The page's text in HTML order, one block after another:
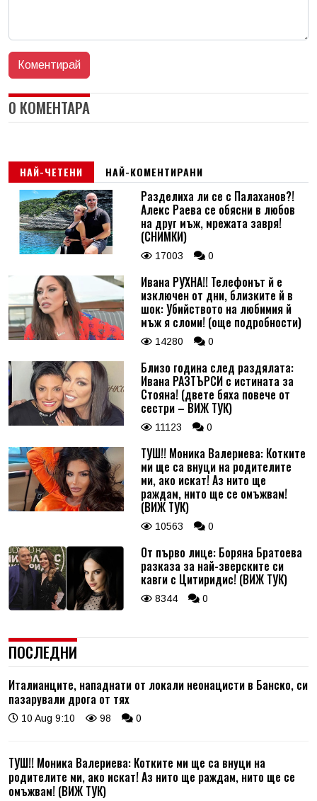
0 КОМЕНТАРА
НАЙ-ЧЕТЕНИ НАЙ-КОМЕНТИРАНИ
Разделиха ли се с Палаханов?!
Алекс Раева се обясни в любов
на друг мъж, мрежата завря!
(СНИМКИ)
17003 0
Ивана РУХНА!! Телефонът й е
изключен от дни, близките й в
шок: Убийството на любимия й
мъж я сломи! (още подробности)
14280 0
Близо година след раздялата:
Ивана РАЗТЪРСИ с истината за
Стояна! (двете бяха повече от
сестри – ВИЖ ТУК)
11123 0
ТУШ!! Моника Валериева: Котките
ми ще са внуци на родителите
ми, ако искат! Аз нито ще
раждам, нито ще се омъжвам!
(ВИЖ ТУК)
10563 0
От първо лице: Боряна Братоева
разказа за най-зверските си
кавги с Цитиридис! (ВИЖ ТУК)
8344 0
ПОСЛЕДНИ
Италианците, нападнати от локали неонацисти в Банско, си
пазарували дрога от тях
10 Aug 9:10 98 0
ТУШ!! Моника Валериева: Котките ми ще са внуци на
родителите ми, ако искат! Аз нито ще раждам, нито ще се
омъжвам! (ВИЖ ТУК)